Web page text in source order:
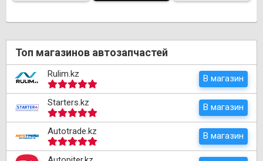
Топ магазинов автозапчастей
Rulim.kz В магазин
Starters.kz В магазин
Autotrade.kz В магазин